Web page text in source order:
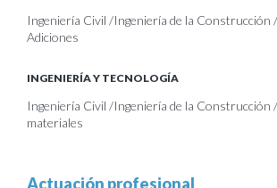
Ingeniería Civil /Ingeniería de la Construcción
Adiciones
INGENIERÍA Y TECNOLOGÍA
Ingeniería Civil /Ingeniería de la Construcción
materiales
Actuación profesional